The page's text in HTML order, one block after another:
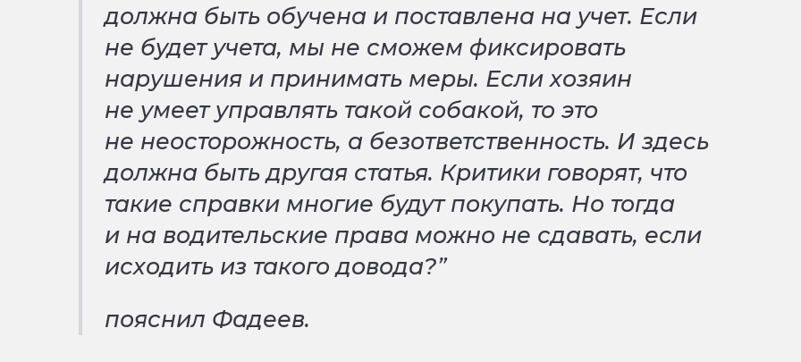
должна быть обучена и поставлена на учет. Если
не будет учета, мы не сможем фиксировать
нарушения и принимать меры. Если хозяин
не умеет управлять такой собакой, то это
не неосторожность, а безответственность. И здесь
должна быть другая статья. Критики говорят, что
такие справки многие будут покупать. Но тогда
и на водительские права можно не сдавать, если
исходить из такого довода?”
пояснил Фадеев.